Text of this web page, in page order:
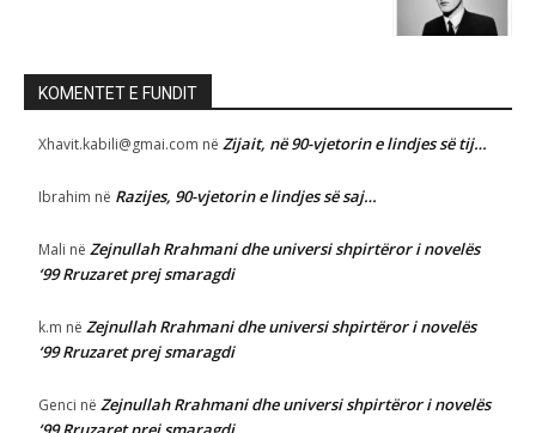
KOMENTET E FUNDIT
Xhavit.kabili@gmai.com në Zijait, në 90-vjetorin e lindjes së tij…
Ibrahim në Razijes, 90-vjetorin e lindjes së saj…
Mali në Zejnullah Rrahmani dhe universi shpirtëror i novelës
‘99 Rruzaret prej smaragdi
k.m në Zejnullah Rrahmani dhe universi shpirtëror i novelës
‘99 Rruzaret prej smaragdi
Genci në Zejnullah Rrahmani dhe universi shpirtëror i novelës